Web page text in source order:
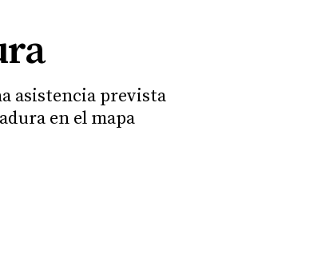
asistencia prevista
en el mapa